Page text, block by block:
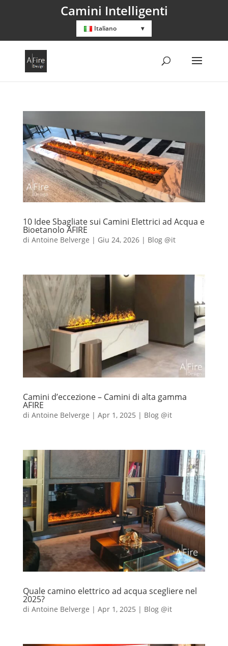
Italiano
Camini Intelligenti
10 Idee Sbagliate sui Camini Elettrici ad Acqua e
Bioetanolo AFIRE
di Antoine Belverge | Giu 24, 2026| Blog @it
Camini d’eccezione – Camini di alta gamma
AFIRE
di Antoine Belverge | Apr 1, 2025 | Blog @it
Quale camino elettrico ad acqua scegliere nel
2025?
di Antoine Belverge | Apr 1, 2025 | Blog @it